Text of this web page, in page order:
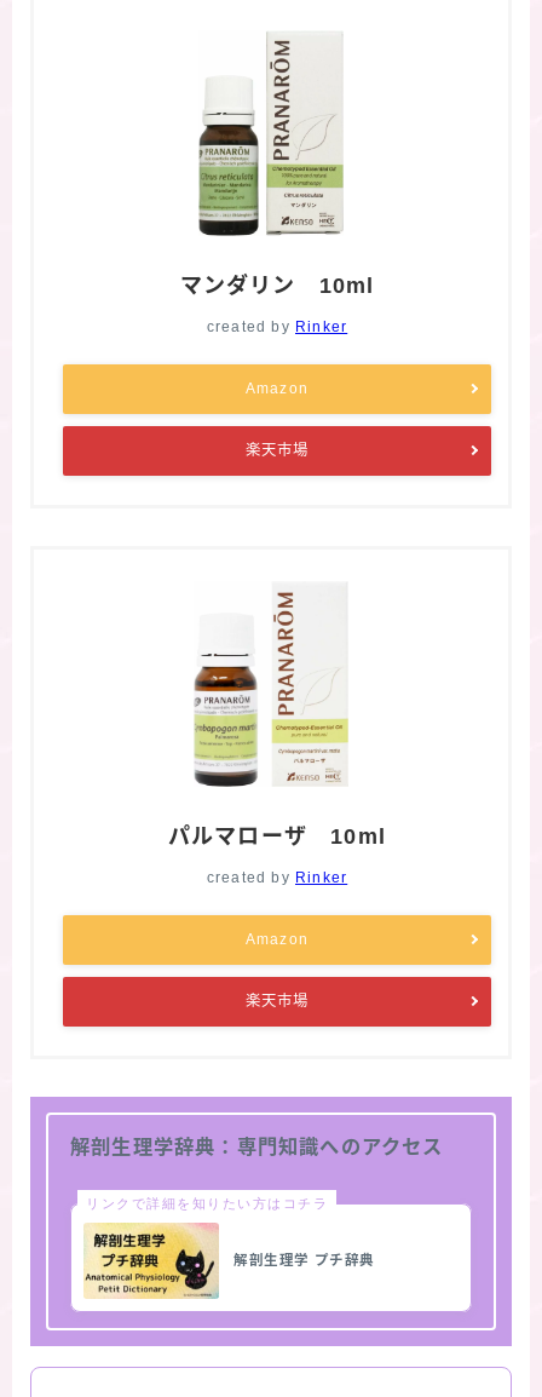
マンダリン 10ml
created by Rinker
Amazon
楽天市場
パルマローザ 10ml
created by Rinker
Amazon
楽天市場
解剖生理学辞典：専門知識へのアクセス
リンクで詳細を知りたい方はコチラ
解剖生理学 プチ辞典